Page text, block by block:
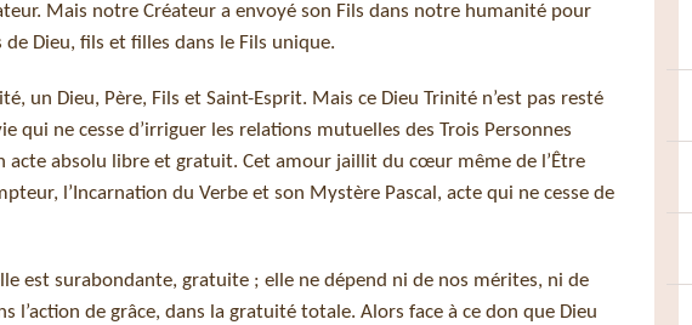
Mais notre Créateur a envoyé son Fils dans notre humanité pour
Dieu, fils et filles dans le Fils unique.
un Dieu, Père, Fils et Saint-Esprit. Mais ce Dieu Trinité n’est pas resté
qui ne cesse d’irriguer les relations mutuelles des Trois Personnes
acte absolu libre et gratuit. Cet amour jaillit du cœur même de l’Être
l’Incarnation du Verbe et son Mystère Pascal, acte qui ne cesse de
est surabondante, gratuite ; elle ne dépend ni de nos mérites, ni de
l’action de grâce, dans la gratuité totale. Alors face à ce don que Dieu